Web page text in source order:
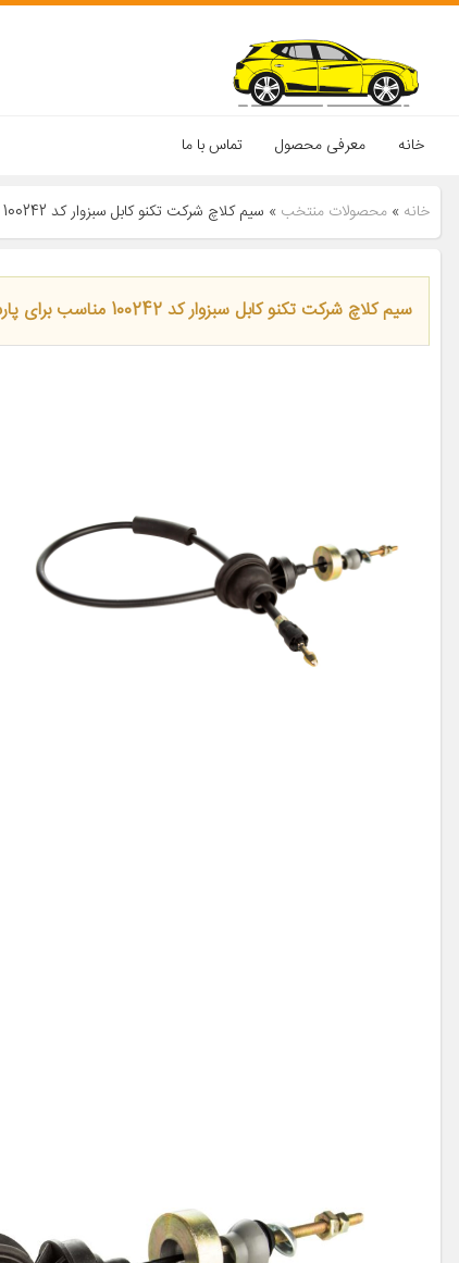
خانه معرفی محصول تماس با ما
خانه » محصولات منتخب » سیم کلاچ شرکت تکنو کابل سبزوار کد 100242 مناسب برای پارس ELX
سیم کلاچ شرکت تکنو کابل سبزوار کد 100242 مناسب برای پارس ELX